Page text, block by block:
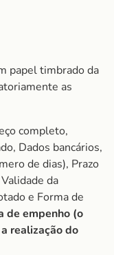
papel timbrado da
as
completo,
Dados bancários,
de dias), Prazo
da
e Forma de
de empenho (o
realização do